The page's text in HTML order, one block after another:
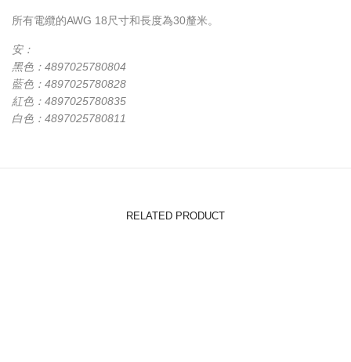
所有電纜的AWG 18尺寸和長度為30釐米。
安：
黑色：4897025780804
藍色：4897025780828
紅色：4897025780835
白色：4897025780811
RELATED PRODUCT